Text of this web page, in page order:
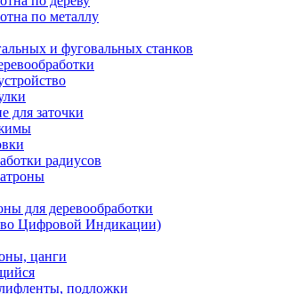
по металлу
и фуговальных станков
для заточки
радиусов
для деревообработки
Цифровой Индикации)
цанги
подложки